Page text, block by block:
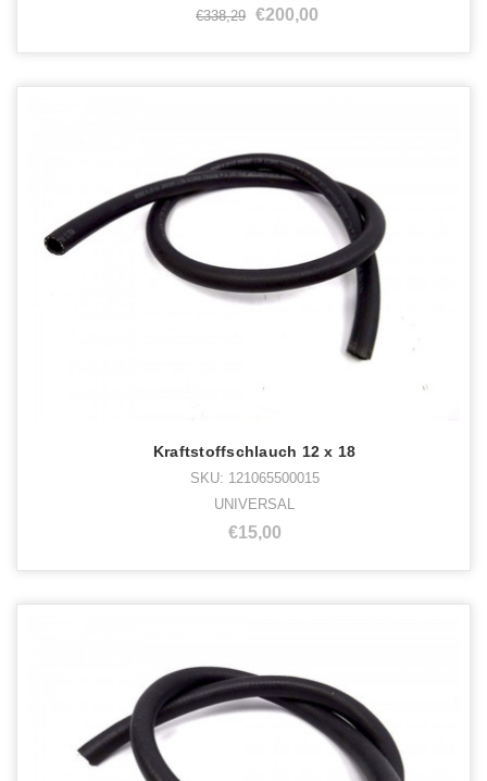
€338,29 €200,00
Kraftstoffschlauch 12 x 18
SKU: 121065500015
UNIVERSAL
€15,00